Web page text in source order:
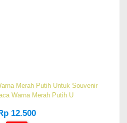
Warna Merah Putih U
12.500